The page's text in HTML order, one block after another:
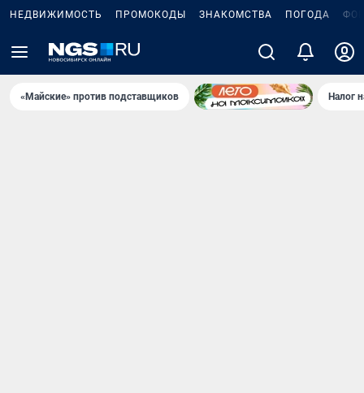
НЕДВИЖИМОСТЬ ПРОМОКОДЫ ЗНАКОМСТВА ПОГОДА
«Майские» против подставщиков Налог